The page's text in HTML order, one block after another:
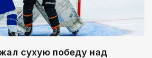
сухую победу над